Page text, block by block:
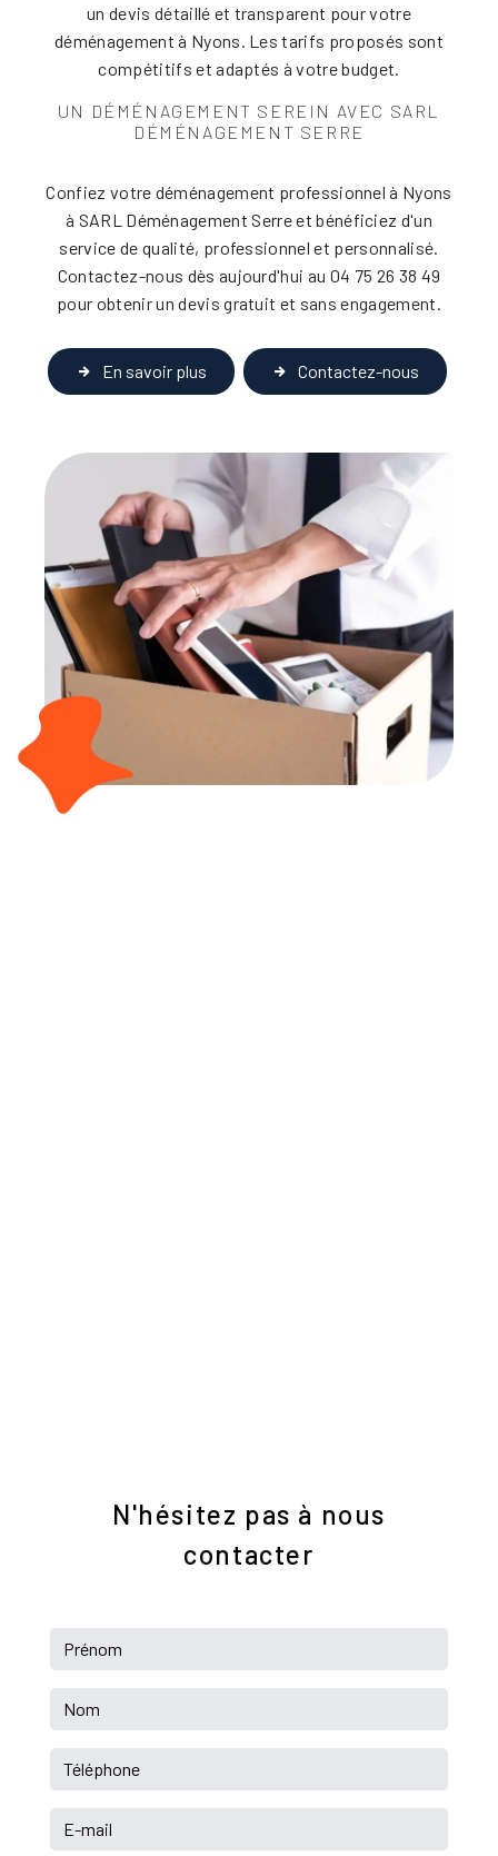
un devis détaillé et transparent pour votre
déménagement à Nyons. Les tarifs proposés sont
compétitifs et adaptés à votre budget.
UN DÉMÉNAGEMENT SEREIN AVEC SARL
DÉMÉNAGEMENT SERRE
Confiez votre déménagement professionnel à Nyons
à SARL Déménagement Serre et bénéficiez d'un
service de qualité, professionnel et personnalisé.
Contactez-nous dès aujourd'hui au 04 75 26 38 49
pour obtenir un devis gratuit et sans engagement.
En savoir plus Contactez-nous
N'hésitez pas à nous
contacter